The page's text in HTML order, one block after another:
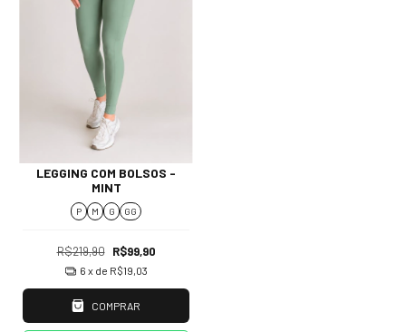
LEGGING COM BOLSOS -
MINT
P M G GG
R$219,90 R$99,90
6 x de R$19,03
COMPRAR